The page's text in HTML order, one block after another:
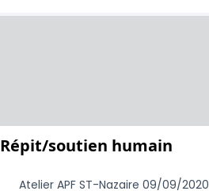
Répit/soutien humain
Atelier APF ST-Nazaire 09/09/2020